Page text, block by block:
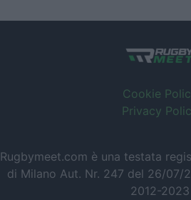
Cookie
Privacy
Rugbymeet.com è una testata
di Milano Aut. Nr. 247 del 26/07/
2012-2023